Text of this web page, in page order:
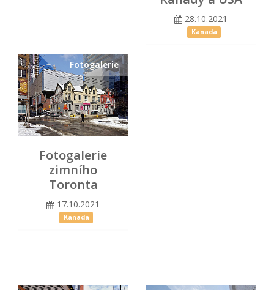
28.10.2021
Kanada
Fotogalerie
Fotogalerie
zimního
Toronta
17.10.2021
Kanada